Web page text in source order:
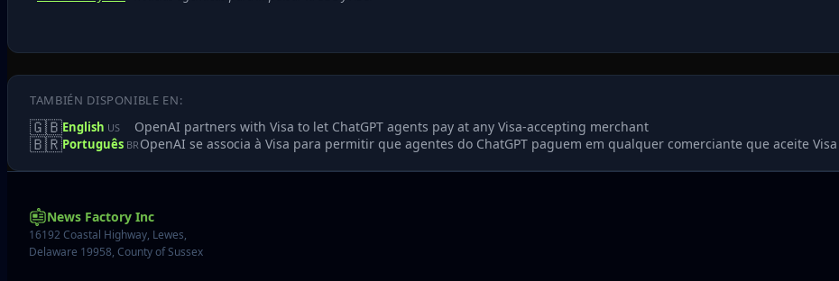
TAMBIÉN DISPONIBLE EN:
🇬🇧English US OpenAI partners with Visa to let ChatGPT agents pay at any Visa‑accepting merchant
🇧🇷Português BR OpenAI se associa à Visa para permitir que agentes do ChatGPT paguem em qualquer comerciante que aceite Visa
News Factory Inc
16192 Coastal Highway, Lewes,
Delaware 19958, County of Sussex